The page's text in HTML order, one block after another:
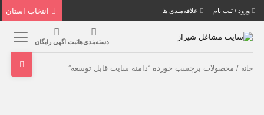
ورود / ثبت نام علاقه‌مندی ها
دسته‌بندی‌هاثبت اگهی رایگان
خانه / محصولات برچسب خورده “دامنه سایت قابل توسعه”